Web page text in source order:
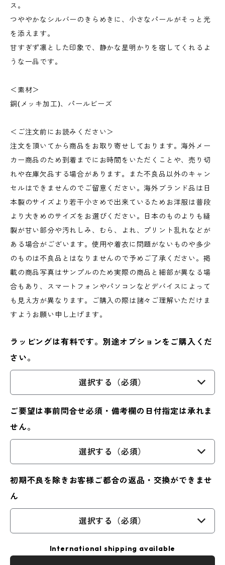
ス。
つややかなシルバーのきらめきに、小さなパールがそっと光
を添えます。
甘すぎず凛とした印象で、静かな星明かりを宿してくれるよ
うな一品です。
＜素材＞
銅(メッキ加工)、パールビーズ
＜ご注文前にお読みください＞
注文を頂いてから商品をお取り寄せしております。海外メー
カー商品のため到着までにお時間をいただくことや、売り切
れや在庫欠品する場合があります。また不良品以外のキャン
セルはできませんのでご留意ください。海外ブランド品は日
本製のサイズより若干小さめで出来ているためお洋服は普段
より大きめのサイズをお選びください。日本のものよりも縫
製が甘い部分や汚れしみ、むら、よれ、プリント乱れなどが
ある場合がございます。使用や着衣に問題がないものや多少
のものは不良品とはなりませんので予めご了承ください。掲
載の商品写真はサンプルのため実際の商品と細部が異なる場
合もあり、スマートフォンやパソコンなどデバイスによって
も見え方が異なります。ご購入の際は諸々ご理解いただけま
すようお願い申し上げます。
ラッピングは有料です。別途オプションをご購入くだ
さい。
選択する（必須）
ご要望は事前問合せ必須・備考欄の日付指定は承れま
せん。
選択する（必須）
初期不良を除きお客様ご都合の返品・交換ができませ
ん
選択する（必須）
International shipping available